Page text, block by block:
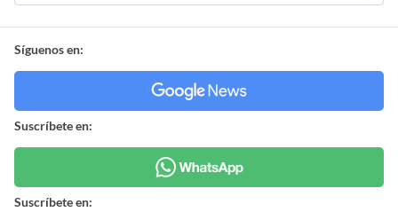
Síguenos en:
Suscríbete en:
Suscríbete en: